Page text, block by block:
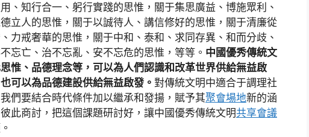
、知行合一、躬行實踐的思惟，關于集思廣益、博施眾利、
立人的思惟，關于以誠待人、講信修好的思惟，關于清廉從
力戒奢華的思惟，關于中和、泰和、求同存異、和而分歧、
忘亡、治不忘亂、安不忘危的思惟，等等。 中國優秀傳統文
惟、品德理念等，可以為人們認識和改革世界供給無益啟
可以為品德建設供給無益啟發。 對傳統文明中適合于調理社
們要結合時代條件加以繼承和發揚，賦予其聚會場地新的涵
此商討，把這個課題研討好，讓中國優秀傳統文明共享會議